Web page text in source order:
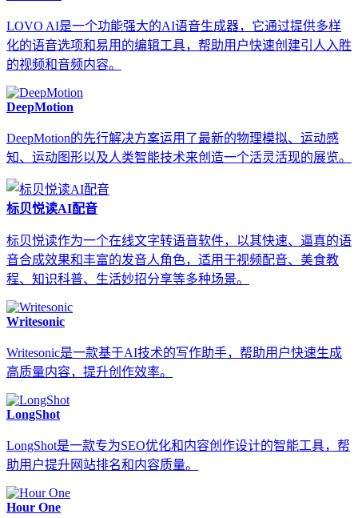
LOVO AI是一个功能强大的AI语音生成器，它通过提供多样
化的语音选项和易用的编辑工具，帮助用户快速创建引人入胜
的视频和音频内容。
DeepMotion
DeepMotion的先行解决方案运用了最新的物理模拟、运动感
知、运动图形以及人类智能技术来创造一个活灵活现的展览。
标贝悦读AI配音
标贝悦读作为一个在线文字转语音软件，以其快速、逼真的语
音合成效果和丰富的发音人角色，适用于视频配音、美食教
程、知识科普、生活妙招分享等多种场景。
Writesonic
Writesonic是一款基于AI技术的写作助手，帮助用户快速生成
高质量内容，提升创作效率。
LongShot
LongShot是一款专为SEO优化和内容创作设计的智能工具，帮
助用户提升网站排名和内容质量。
Hour One